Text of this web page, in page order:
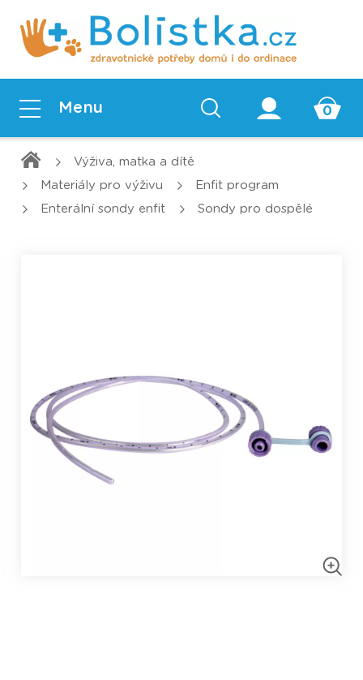
Přihlásit se
0
Menu
Výživa, matka a dítě
Materiály pro výživu
Enfit program
Enterální sondy enfit
Sondy pro dospělé